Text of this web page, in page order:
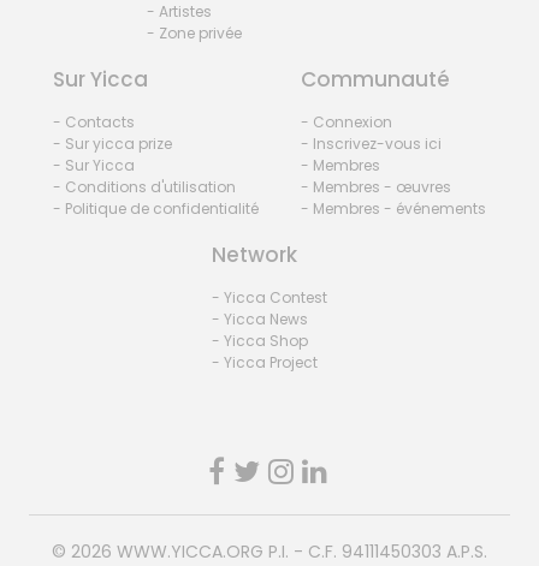
- Artistes
- Zone privée
Sur Yicca
- Contacts
- Sur yicca prize
- Sur Yicca
- Conditions d'utilisation
- Politique de confidentialité
Communauté
- Connexion
- Inscrivez-vous ici
- Membres
- Membres - œuvres
- Membres - événements
Network
- Yicca Contest
- Yicca News
- Yicca Shop
- Yicca Project
© 2026 WWW.YICCA.ORG P.I. - C.F. 94111450303 A.P.S.